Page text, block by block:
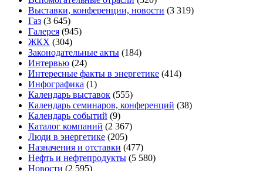
Выставки, конференции, новости (3 319)
Газ (3 645)
Галерея (945)
ЖКХ (304)
Законодательные акты (184)
Интервью (24)
Интересные факты в энергетике (414)
Инфографика (1)
Календарь выставок (555)
Календарь семинаров, конференций (38)
Календарь событий (9)
Каталог компаний (2 367)
Люди в энергетике (205)
Назначения и отставки (477)
Нефть и нефтепродукты (5 580)
Новости (2 595)